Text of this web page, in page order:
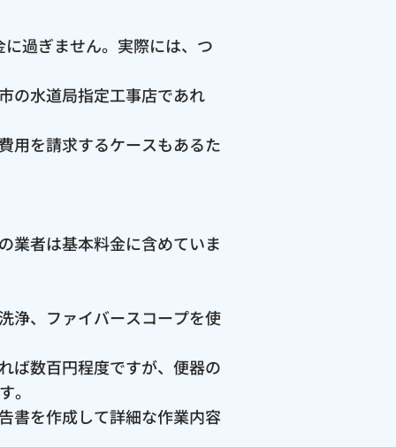
過ぎません。実際には、つ
の水道局指定工事店であれ
用を請求するケースもあるた
業者は基本料金に含めていま
浄、ファイバースコープを使
ば数百円程度ですが、便器の
。
書を作成して詳細な作業内容